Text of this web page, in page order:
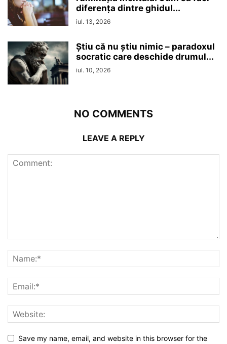
diferența dintre ghidul...
iul. 13, 2026
Ştiu că nu ştiu nimic – paradoxul
socratic care deschide drumul...
iul. 10, 2026
NO COMMENTS
LEAVE A REPLY
Save my name, email, and website in this browser for the